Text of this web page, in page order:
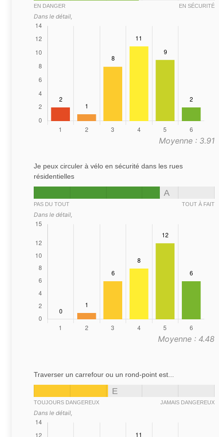
EN DANGER EN SÉCURITÉ
Dans le détail,
Moyenne : 3.91
Je peux circuler à vélo en sécurité dans les rues
résidentielles
A
PAS DU TOUT TOUT À FAIT
Dans le détail,
Moyenne : 4.48
Traverser un carrefour ou un rond-point est...
E
TOUJOURS DANGEREUX JAMAIS DANGEREUX
Dans le détail,